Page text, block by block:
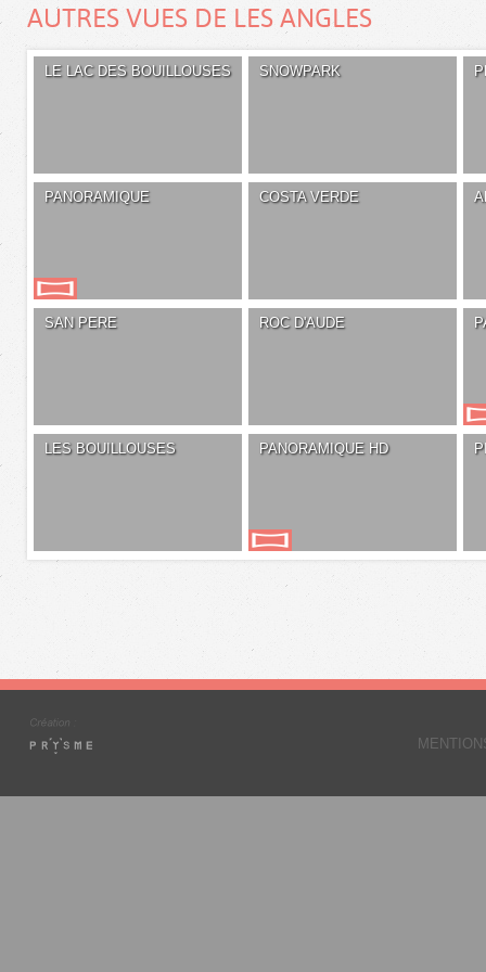
AUTRES VUES DE LES ANGLES
LE LAC DES BOUILLOUSES SNOWPARK
PANORAMIQUE COSTA VERDE
SAN PERE ROC D'AUDE
LES BOUILLOUSES PANORAMIQUE HD